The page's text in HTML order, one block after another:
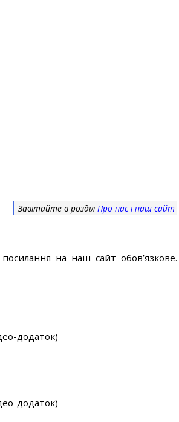
Завітайте в розділ Про нас і наш сайт
на наш сайт обов’язкове.
додаток)
додаток)